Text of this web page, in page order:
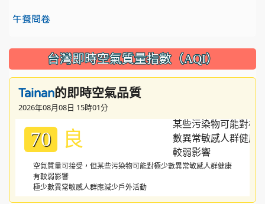
午餐問卷
台灣即時空氣質量指數（AQI）
Tainan的即時空氣品質
2026年08月08日 15時01分
70 良
空氣質量可接受，但某些污染物可能對極少數異常敏感人群健康
有較弱影響
極少數異常敏感人群應減少戶外活動